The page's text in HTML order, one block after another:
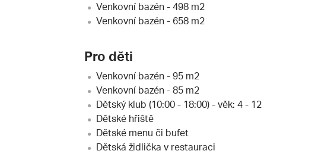
Venkovní bazén - 498 m2
Venkovní bazén - 658 m2
Pro děti
Venkovní bazén - 95 m2
Venkovní bazén - 85 m2
Dětský klub (10:00 - 18:00) - věk: 4 - 12
Dětské hřiště
Dětské menu či bufet
Dětská židlička v restauraci